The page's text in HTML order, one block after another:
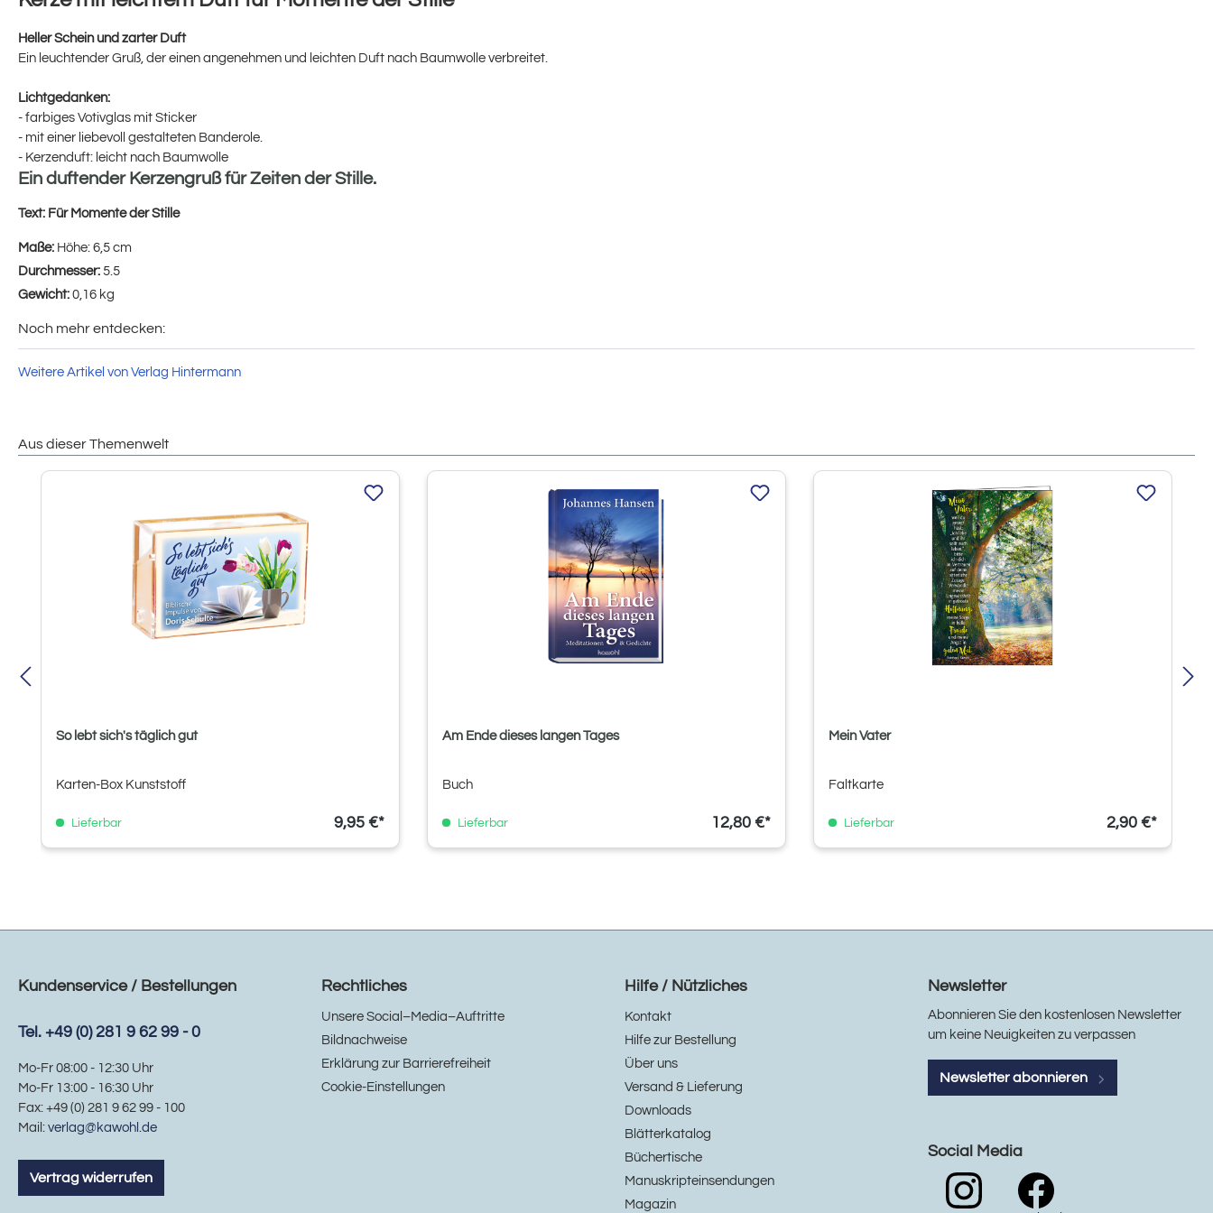
Heller Schein und zarter Duft
Ein leuchtender Gruß, der einen angenehmen und leichten Duft nach Baumwolle verbreitet.
Lichtgedanken:
- farbiges Votivglas mit Sticker
- mit einer liebevoll gestalteten Banderole.
- Kerzenduft: leicht nach Baumwolle
Ein duftender Kerzengruß für Zeiten der Stille.
Text: Für Momente der Stille
Maße: Höhe: 6,5 cm
Durchmesser: 5.5
Gewicht: 0,16 kg
Noch mehr entdecken:
Weitere Artikel von Verlag Hintermann
Aus dieser Themenwelt
Produktgalerie überspringen
So lebt sich's täglich gut
Karten-Box Kunststoff
Lieferbar 9,95 €*
Am Ende dieses langen Tages
Buch
Lieferbar 12,80 €*
Mein Vater
Faltkarte
Lieferbar 2,90 €*
Kundenservice / Bestellungen
Tel. +49 (0) 281 9 62 99 - 0
Mo-Fr 08:00 - 12:30 Uhr
Mo-Fr 13:00 - 16:30 Uhr
Fax: +49 (0) 281 9 62 99 - 100
Mail: verlag@kawohl.de
Vertrag widerrufen
Rechtliches
Unsere Social–Media–Auftritte
Bildnachweise
Erklärung zur Barrierefreiheit
Cookie-Einstellungen
Hilfe / Nützliches
Kontakt
Hilfe zur Bestellung
Über uns
Versand & Lieferung
Downloads
Blätterkatalog
Büchertische
Manuskripteinsendungen
Magazin
Newsletter
Abonnieren Sie den kostenlosen Newsletter
um keine Neuigkeiten zu verpassen
Newsletter abonnieren
Social Media